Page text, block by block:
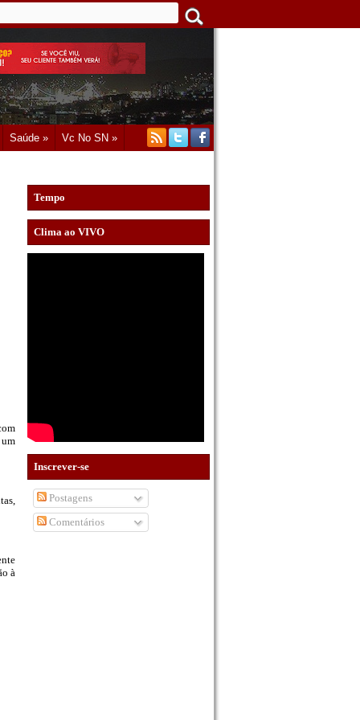
Saúde » Vc No SN »
à
Tempo
Clima ao VIVO
Inscrever-se
Postagens
Comentários